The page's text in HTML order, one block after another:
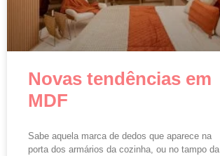
Novas tendências em
MDF
Sabe aquela marca de dedos que aparece na
porta dos armários da cozinha, ou no tampo da